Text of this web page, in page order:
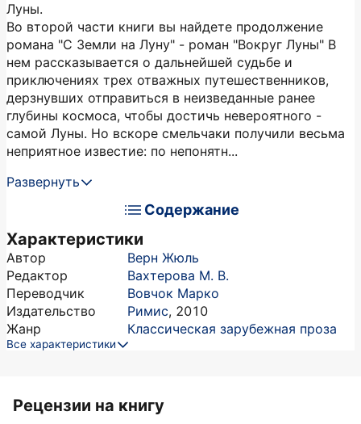
Луны.
Во второй части книги вы найдете продолжение
романа "С Земли на Луну" - роман "Вокруг Луны" В
нем рассказывается о дальнейшей судьбе и
приключениях трех отважных путешественников,
дерзнувших отправиться в неизведанные ранее
глубины космоса, чтобы достичь невероятного -
самой Луны. Но вскоре смельчаки получили весьма
неприятное известие: по непонятн...
Развернуть
Содержание
Характеристики
Автор
Верн Жюль
Редактор
Вахтерова М. В.
Переводчик
Вовчок Марко
Издательство
Римис, 2010
Жанр
Классическая зарубежная проза
Все характеристики
Рецензии на книгу